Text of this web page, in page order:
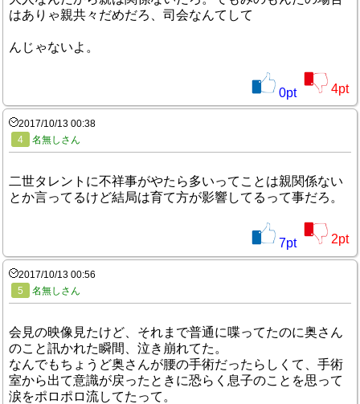
はありゃ親共々だめだろ、司会なんてして
んじゃないよ。
0pt 4pt
2017/10/13 00:38
4
名無しさん
二世タレントに不祥事がやたら多いってことは親関係ない
とか言ってるけど結局は育て方が影響してるって事だろ。
7pt 2pt
2017/10/13 00:56
5
名無しさん
会見の映像見たけど、それまで普通に喋ってたのに奥さん
のこと訊かれた瞬間、泣き崩れてた。
なんでもちょうど奥さんが腰の手術だったらしくて、手術
室から出て意識が戻ったときに恐らく息子のことを思って
涙をポロポロ流してたって。